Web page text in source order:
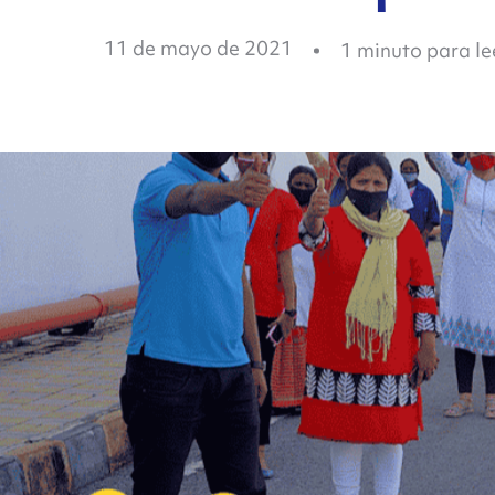
11 de mayo de 2021 1 minuto para